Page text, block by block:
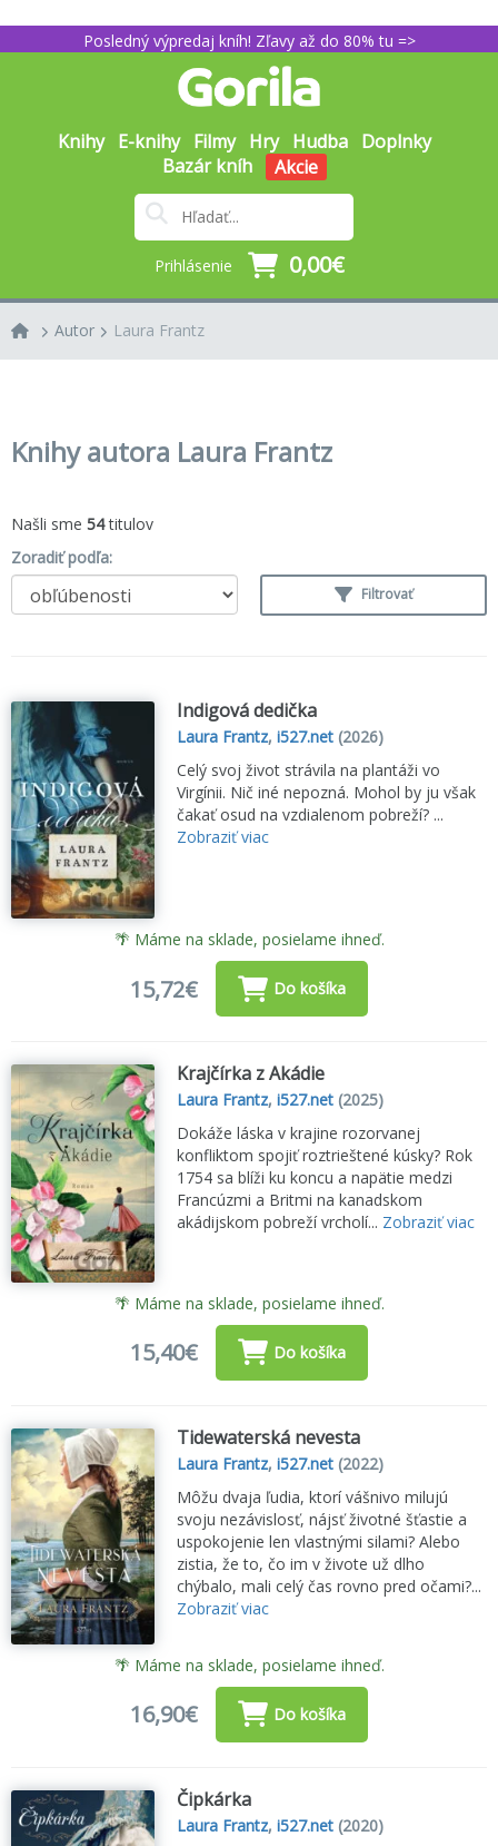
Posledný výpredaj kníh! Zľavy až do 80% tu =>
Knihy E-knihy Filmy Hry Hudba Doplnky
Bazár kníh
Akcie
Prihlásenie 0,00€
Autor Laura Frantz
Knihy autora Laura Frantz
Našli sme 54titulov
Zoradiť podľa:
Filtrovať
Indigová dedička
Laura Frantz,i527.net (2026)
Celý svoj život strávila na plantáži vo
Virgínii. Nič iné nepozná. Mohol by ju však
čakať osud na vzdialenom pobreží? ...
Zobraziť viac
🌴 Máme na sklade, posielame ihneď.
15,72€ Do košíka
Krajčírka z Akádie
Laura Frantz,i527.net (2025)
Dokáže láska v krajine rozorvanej
konfliktom spojiť roztrieštené kúsky? Rok
1754 sa blíži ku koncu a napätie medzi
Francúzmi a Britmi na kanadskom
akádijskom pobreží vrcholí... Zobraziť viac
🌴 Máme na sklade, posielame ihneď.
15,40€ Do košíka
Tidewaterská nevesta
Laura Frantz,i527.net (2022)
Môžu dvaja ľudia, ktorí vášnivo milujú
svoju nezávislosť, nájsť životné šťastie a
uspokojenie len vlastnými silami? Alebo
zistia, že to, čo im v živote už dlho
chýbalo, mali celý čas rovno pred očami?...
Zobraziť viac
🌴 Máme na sklade, posielame ihneď.
16,90€ Do košíka
Čipkárka
Laura Frantz,i527.net (2020)